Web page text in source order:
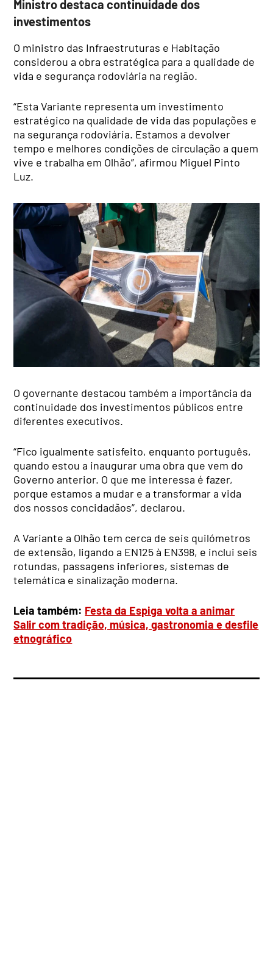
Ministro destaca continuidade dos
investimentos
O ministro das Infraestruturas e Habitação
considerou a obra estratégica para a qualidade de
vida e segurança rodoviária na região.
“Esta Variante representa um investimento
estratégico na qualidade de vida das populações e
na segurança rodoviária. Estamos a devolver
tempo e melhores condições de circulação a quem
vive e trabalha em Olhão”, afirmou Miguel Pinto
Luz.
O governante destacou também a importância da
continuidade dos investimentos públicos entre
diferentes executivos.
“Fico igualmente satisfeito, enquanto português,
quando estou a inaugurar uma obra que vem do
Governo anterior. O que me interessa é fazer,
porque estamos a mudar e a transformar a vida
dos nossos concidadãos”, declarou.
A Variante a Olhão tem cerca de seis quilómetros
de extensão, ligando a EN125 à EN398, e inclui seis
rotundas, passagens inferiores, sistemas de
telemática e sinalização moderna.
Leia também: Festa da Espiga volta a animar
Salir com tradição, música, gastronomia e desfile
etnográfico